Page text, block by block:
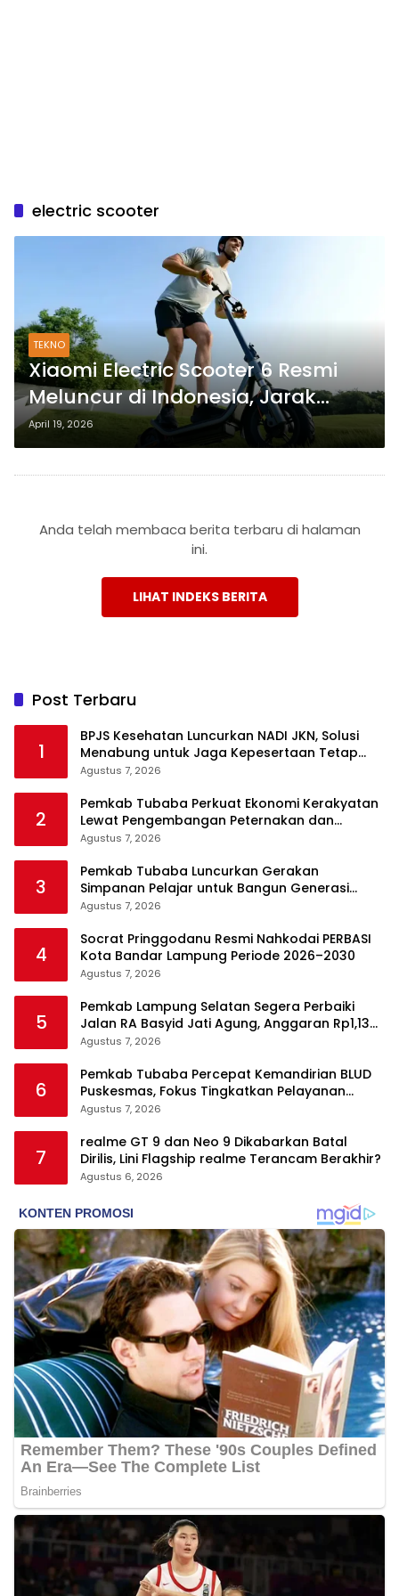
electric scooter
TEKNO
Xiaomi Electric Scooter 6 Resmi
Meluncur di Indonesia, Jarak
Tempuh 55 Km dan Fitur
Keamanan Lebih Canggih
April 19, 2026
Anda telah membaca berita terbaru di halaman
ini.
LIHAT INDEKS BERITA
Post Terbaru
1
BPJS Kesehatan Luncurkan NADI JKN, Solusi
Menabung untuk Jaga Kepesertaan Tetap
Aktif
Agustus 7, 2026
2
Pemkab Tubaba Perkuat Ekonomi Kerakyatan
Lewat Pengembangan Peternakan dan
Penyaluran KUR
Agustus 7, 2026
3
Pemkab Tubaba Luncurkan Gerakan
Simpanan Pelajar untuk Bangun Generasi
Cerdas Sejak Dini
Agustus 7, 2026
4
Socrat Pringgodanu Resmi Nahkodai PERBASI
Kota Bandar Lampung Periode 2026–2030
Agustus 7, 2026
5
Pemkab Lampung Selatan Segera Perbaiki
Jalan RA Basyid Jati Agung, Anggaran Rp1,13
Miliar Disiapkan
Agustus 7, 2026
6
Pemkab Tubaba Percepat Kemandirian BLUD
Puskesmas, Fokus Tingkatkan Pelayanan
Kesehatan
Agustus 7, 2026
7
realme GT 9 dan Neo 9 Dikabarkan Batal
Dirilis, Lini Flagship realme Terancam Berakhir?
Agustus 6, 2026